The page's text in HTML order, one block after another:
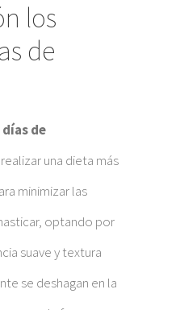
los
de
días de
una dieta más
minimizar las
optando por
suave y textura
se deshagan en la